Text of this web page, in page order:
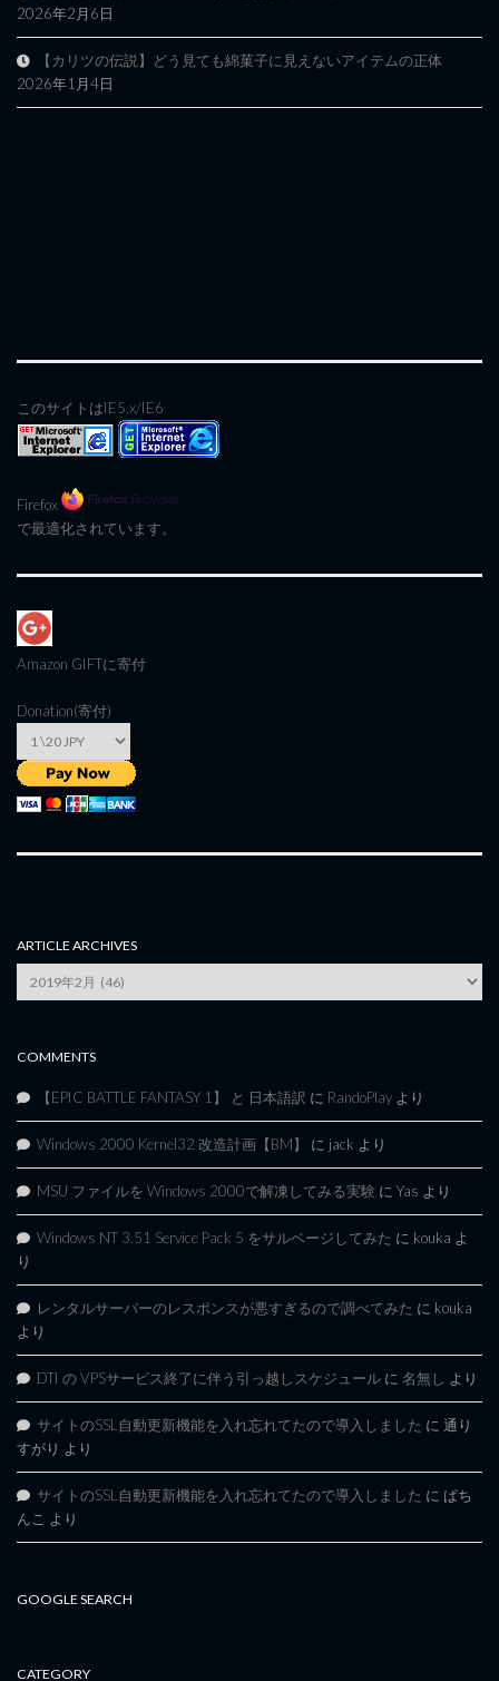
2026年2月6日
【カリツの伝説】どう見ても綿菓子に見えないアイテムの正体
2026年1月4日
このサイトはIE5.x/IE6
Firefox
で最適化されています。
Amazon GIFTに寄付
Donation(寄付)
ARTICLE ARCHIVES
Archives
COMMENTS
【EPIC BATTLE FANTASY 1】 と 日本語訳 に RandoPlay より
Windows 2000 Kernel32 改造計画【BM】 に jack より
MSU ファイルを Windows 2000で解凍してみる実験 に Yas より
Windows NT 3.51 Service Pack 5 をサルベージしてみた に kouka よ
り
レンタルサーバーのレスポンスが悪すぎるので調べてみた に kouka
より
DTI の VPSサービス終了に伴う引っ越しスケジュール に 名無し より
サイトのSSL自動更新機能を入れ忘れてたので導入しました に 通り
すがり より
サイトのSSL自動更新機能を入れ忘れてたので導入しました に ぱち
んこ より
GOOGLE SEARCH
CATEGORY